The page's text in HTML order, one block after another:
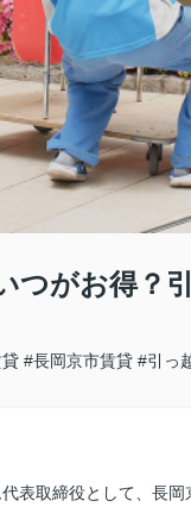
つがお得？
#長岡京市賃貸 #引っ
表取締役として、長